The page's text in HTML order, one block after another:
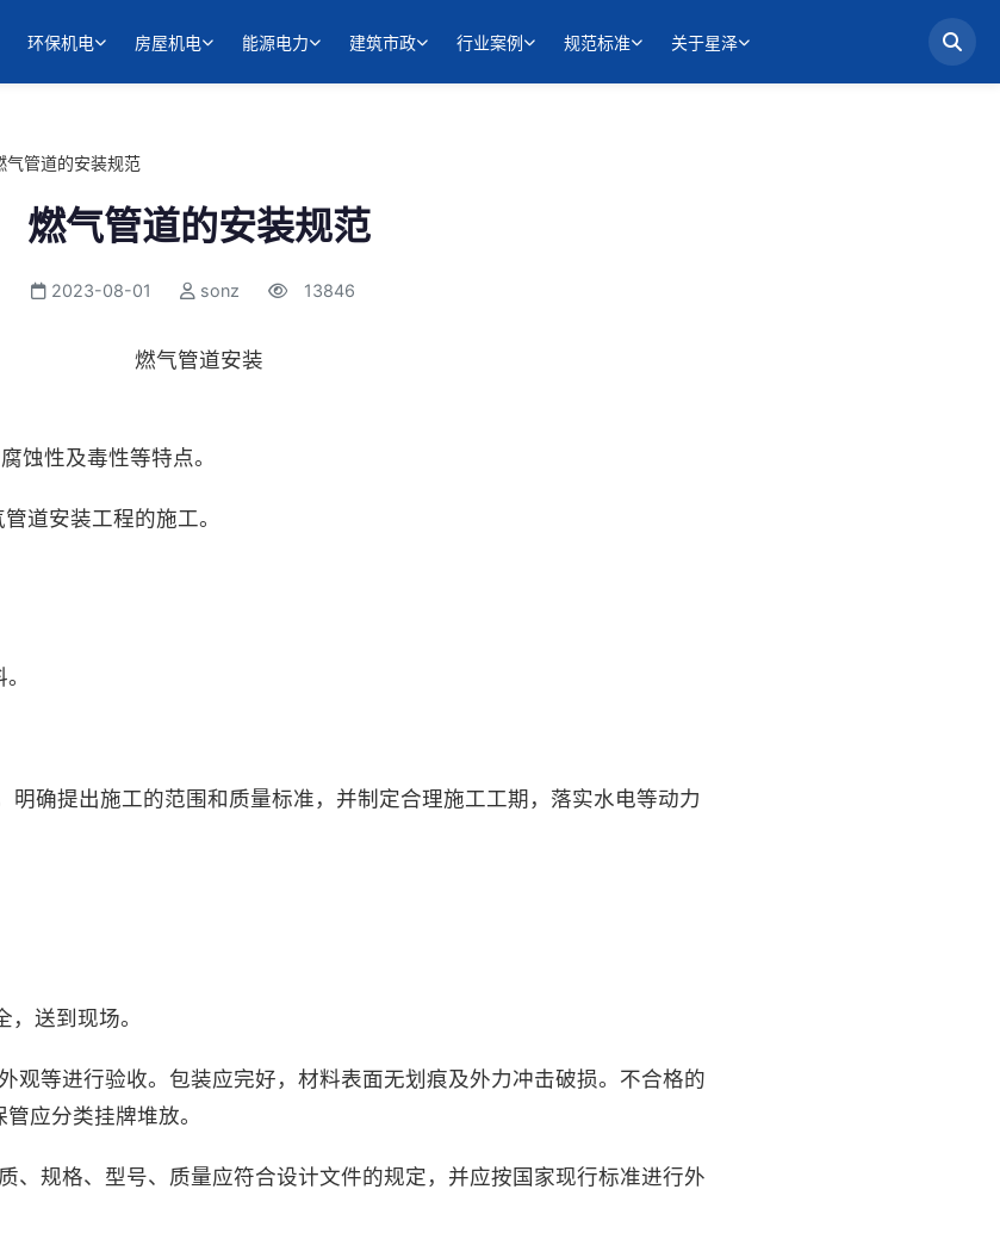
环保机电 房屋机电 能源电力 建筑市政 行业案例 规范标准 关于星泽
气管道的安装规范
燃气管道的安装规范
2023-08-01 sonz 13846
燃气管道安装
蚀性及毒性等特点。
道安装工程的施工。
明确提出施工的范围和质量标准，并制定合理施工工期，落实水电等动力
送到现场。
观等进行验收。包装应完好，材料表面无划痕及外力冲击破损。不合格的
应分类挂牌堆放。
、规格、型号、质量应符合设计文件的规定，并应按国家现行标准进行外